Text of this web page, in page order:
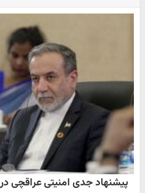
پیشنهاد جدی امنیتی عراقچی